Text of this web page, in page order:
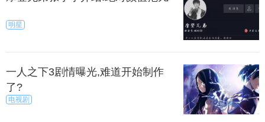
明星
一人之下3剧情曝光,难道开始制作
了?
电视剧